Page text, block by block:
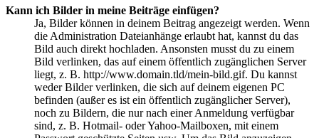
Kann ich Bilder in meine Beiträge einfügen?
Ja, Bilder können in deinem Beitrag angezeigt werden. Wenn
die Administration Dateianhänge erlaubt hat, kannst du das
Bild auch direkt hochladen. Ansonsten musst du zu einem
Bild verlinken, das auf einem öffentlich zugänglichen Server
liegt, z. B. http://www.domain.tld/mein-bild.gif. Du kannst
weder Bilder verlinken, die sich auf deinem eigenen PC
befinden (außer es ist ein öffentlich zugänglicher Server),
noch zu Bildern, die nur nach einer Anmeldung verfügbar
sind, z. B. Hotmail- oder Yahoo-Mailboxen, mit einem